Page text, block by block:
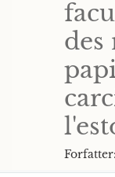
Forfatter: